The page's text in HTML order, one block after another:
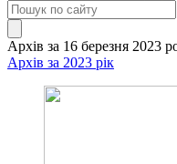
Архів за 16 березня 2023
Архів за 2023 рік